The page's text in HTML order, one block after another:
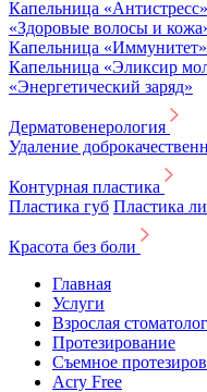
Капельница «Антистресс»
«Здоровые волосы и
Капельница «Иммунитет»
Капельница «Эликсир
«Энергетический заряд»
Дерматовенерология
Удаление
Контурная пластика
Пластика губ Пластика
Красота без боли
Главная
Услуги
Взрослая
Протезирование
Съемное
Acry Free